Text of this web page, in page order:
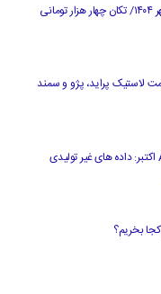
قیمت جدید دلار، یورو و سایر ارزها ۱۲ مهر ۱۴۰۴/ تکان چهار هزار تومانی
لاستیک پراید، پژو و سمند
سرمایه گذاری Americas FX News 3 اکتبر: داده های غیر تولیدی